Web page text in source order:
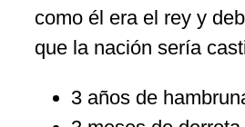
como él era el rey y
que la nación sería
3 años de